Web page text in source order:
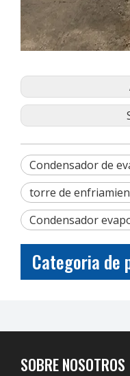
Condensador de
torre de
Condensador
Categoria de
SOBRE NOSOTROS